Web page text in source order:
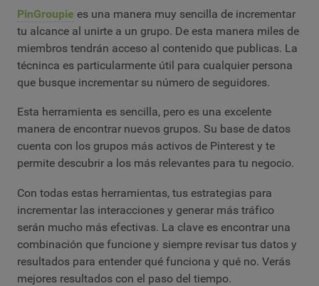
PinGroupie es una manera muy sencilla de incrementar
tu alcance al unirte a un grupo. De esta manera miles de
miembros tendrán acceso al contenido que publicas. La
técninca es particularmente útil para cualquier persona
que busque incrementar su número de seguidores.
Esta herramienta es sencilla, pero es una excelente
manera de encontrar nuevos grupos. Su base de datos
cuenta con los grupos más activos de Pinterest y te
permite descubrir a los más relevantes para tu negocio.
Con todas estas herramientas, tus estrategias para
incrementar las interacciones y generar más tráfico
serán mucho más efectivas. La clave es encontrar una
combinación que funcione y siempre revisar tus datos y
resultados para entender qué funciona y qué no. Verás
mejores resultados con el paso del tiempo.